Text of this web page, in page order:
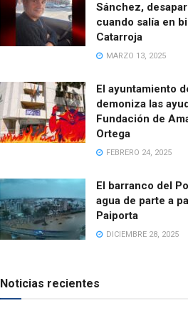
Sánchez,
cuando salía en
Catarroja
MARZO 13, 2025
El ayuntamiento
demoniza las
Fundación de
Ortega
FEBRERO 24, 2025
El barranco del
agua de parte a
Paiporta
DICIEMBRE 28, 2025
Noticias recientes